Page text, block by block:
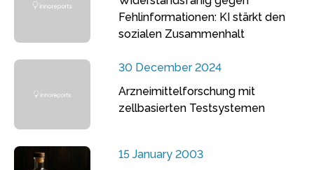
Fehlinformationen: KI stärkt den
sozialen Zusammenhalt
30 December 2024
Arzneimittelforschung mit
zellbasierten Testsystemen
15 January 2003